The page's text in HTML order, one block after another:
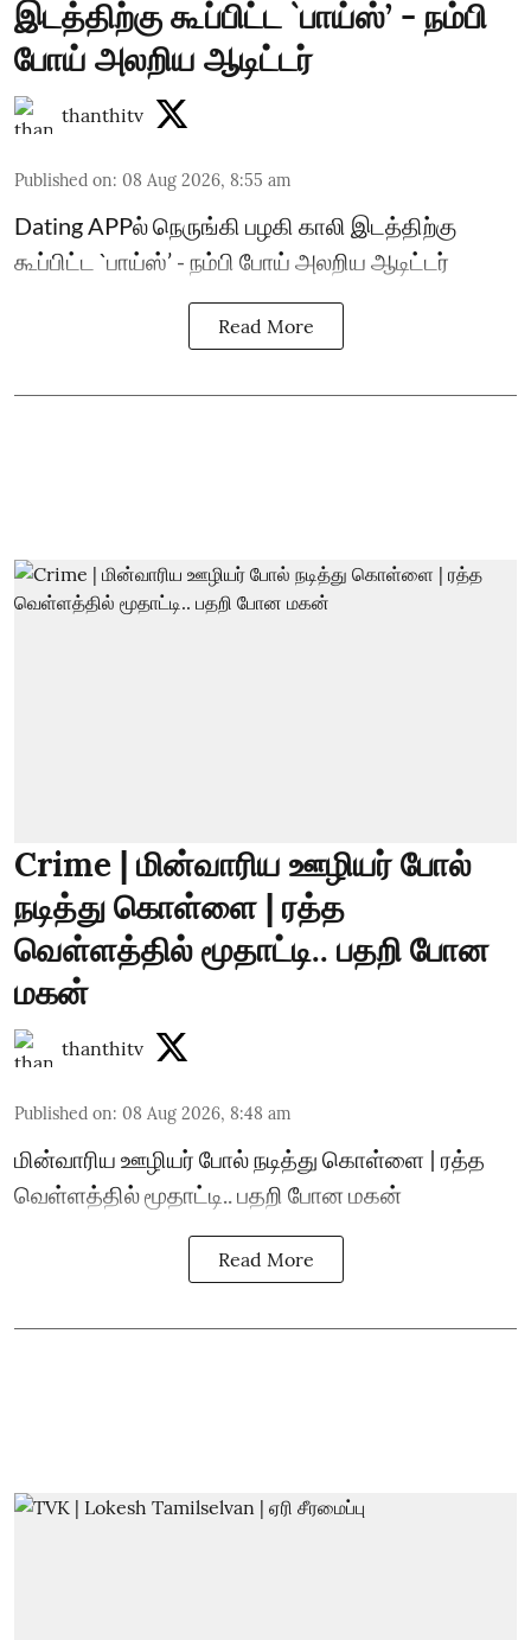
இடத்திற்கு கூப்பிட்ட `பாய்ஸ்’ - நம்பி
போய் அலறிய ஆடிட்டர்
thanthitv
Published on: 08 Aug 2026, 8:55 am
Dating APPல் நெருங்கி பழகி காலி இடத்திற்கு
கூப்பிட்ட `பாய்ஸ்’ - நம்பி போய் அலறிய ஆடிட்டர்
Read More
Crime | மின்வாரிய ஊழியர் போல்
நடித்து கொள்ளை | ரத்த
வெள்ளத்தில் மூதாட்டி.. பதறி போன
மகன்
thanthitv
Published on: 08 Aug 2026, 8:48 am
மின்வாரிய ஊழியர் போல் நடித்து கொள்ளை | ரத்த
வெள்ளத்தில் மூதாட்டி.. பதறி போன மகன்
Read More